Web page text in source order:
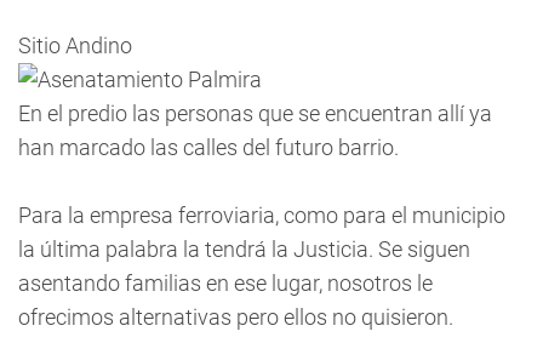
Sitio Andino
En el predio las personas que se encuentran allí ya
han marcado las calles del futuro barrio.
Para la empresa ferroviaria, como para el municipio
la última palabra la tendrá la Justicia. Se siguen
asentando familias en ese lugar, nosotros le
ofrecimos alternativas pero ellos no quisieron.